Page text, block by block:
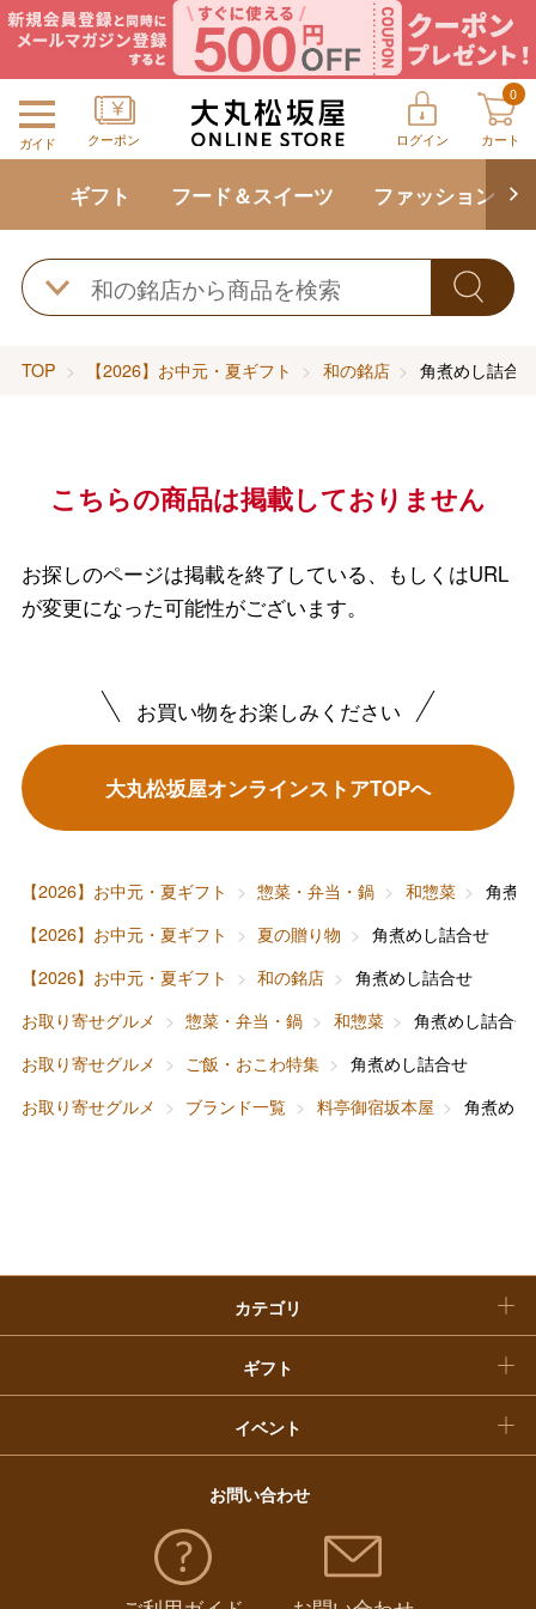
ガイド クーポン ログイン
0
カート
ギフト フード＆スイーツ ファッション
TOP 【2026】お中元・夏ギフト 和の銘店 角煮めし詰合
こちらの商品は掲載しておりません
お探しのページは掲載を終了している、もしくはURL
が変更になった可能性がございます。
お買い物をお楽しみください
大丸松坂屋オンラインストアTOPへ
【2026】お中元・夏ギフト 惣菜・弁当・鍋 和惣菜
角煮
【2026】お中元・夏ギフト
夏の贈り物
角煮めし詰合せ
【2026】お中元・夏ギフト
和の銘店
角煮めし詰合せ
お取り寄せグルメ
惣菜・弁当・鍋 和惣菜
角煮めし詰合せ
お取り寄せグルメ
ご飯・おこわ特集
角煮めし詰合せ
お取り寄せグルメ
ブランド一覧 料亭御宿坂本屋 角煮め
カテゴリ
ファッション
ホーム＆インテリア
ベビー＆キッズ
ギフト
出産内祝い
結婚内祝い
お香典返し
快気祝い
イベント
バレンタインチョコレート
ホワイトデー
母の日
父の日
お中元
敬老の日
福袋
お問い合わせ